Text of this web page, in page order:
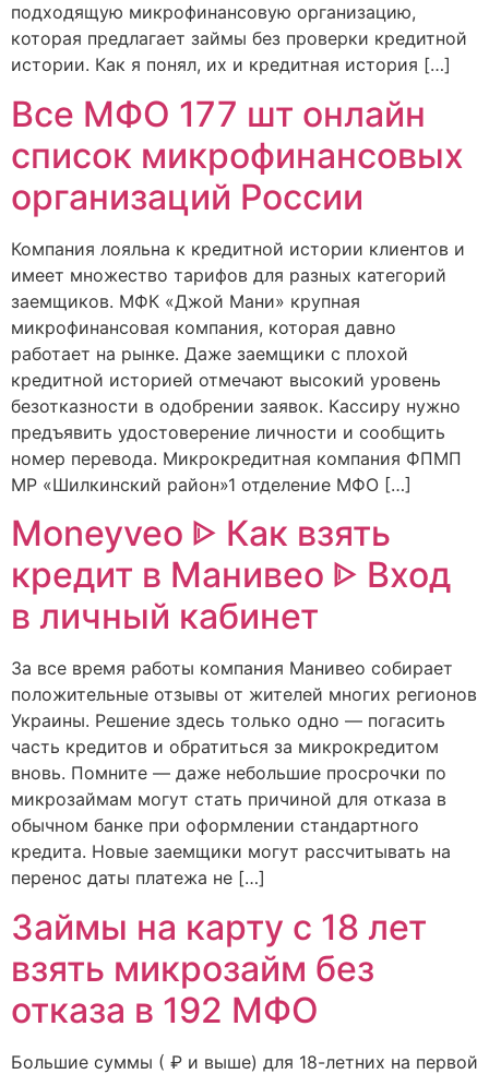
подходящую микрофинансовую организацию,
которая предлагает займы без проверки кредитной
истории. Как я понял, их и кредитная история […]
Все МФО 177 шт онлайн
список микрофинансовых
организаций России
Компания лояльна к кредитной истории клиентов и
имеет множество тарифов для разных категорий
заемщиков. МФК «Джой Мани» крупная
микрофинансовая компания, которая давно
работает на рынке. Даже заемщики с плохой
кредитной историей отмечают высокий уровень
безотказности в одобрении заявок. Кассиру нужно
предъявить удостоверение личности и сообщить
номер перевода. Микрокредитная компания ФПМП
МР «Шилкинский район»1 отделение МФО […]
Moneyveo ᐈ Как взять
кредит в Манивео ᐈ Вход
в личный кабинет
За все время работы компания Манивео собирает
положительные отзывы от жителей многих регионов
Украины. Решение здесь только одно — погасить
часть кредитов и обратиться за микрокредитом
вновь. Помните — даже небольшие просрочки по
микрозаймам могут стать причиной для отказа в
обычном банке при оформлении стандартного
кредита. Новые заемщики могут рассчитывать на
перенос даты платежа не […]
Займы на карту с 18 лет
взять микрозайм без
отказа в 192 МФО
Большие суммы ( ₽ и выше) для 18-летних на первой